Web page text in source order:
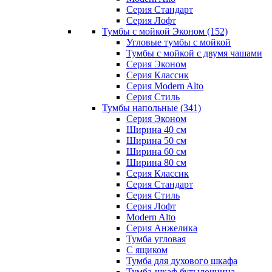
Серия Стандарт
Серия Лофт
Тумбы с мойкой Эконом (152)
Угловые тумбы с мойкой
Тумбы с мойкой с двумя чашами
Серия Эконом
Серия Классик
Серия Modern Alto
Серия Стиль
Тумбы напольные (341)
Серия Эконом
Ширина 40 см
Ширина 50 см
Ширина 60 см
Ширина 80 см
Серия Классик
Серия Стандарт
Серия Стиль
Серия Лофт
Modern Alto
Серия Анжелика
Тумба угловая
С ящиком
Тумба для духового шкафа